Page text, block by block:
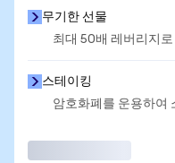
무기한 선물
최대 50배 레버리지
스테이킹
암호화폐를 운용하여